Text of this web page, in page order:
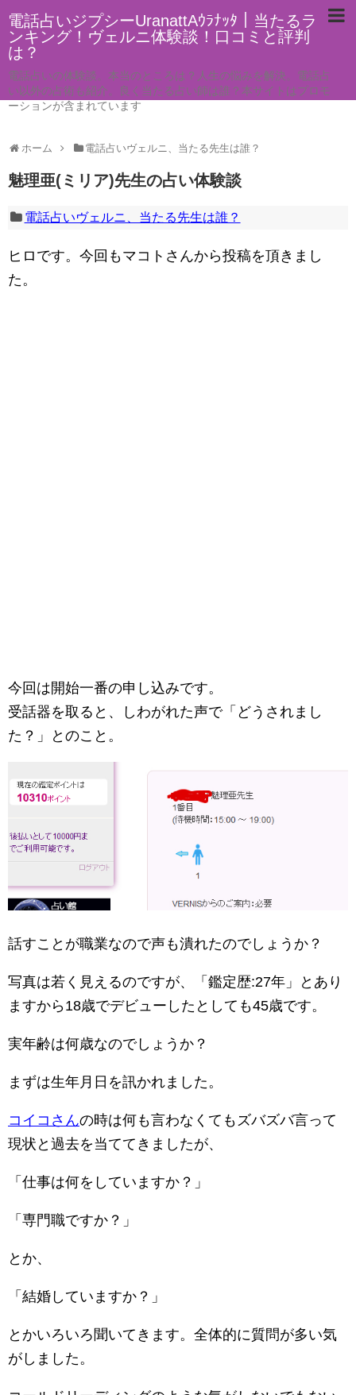
電話占いジプシーUranattAｳﾗﾅｯﾀ｜当たるラ
ンキング！ヴェルニ体験談！口コミと評判
は？
電話占いの体験談。本当のところは？人生の悩みを解決。電話占
い以外の占術も紹介。良く当たる占い師は誰？本サイトはプロモ
ーションが含まれています
ホーム 電話占いヴェルニ、当たる先生は誰？
魅理亜(ミリア)先生の占い体験談
電話占いヴェルニ、当たる先生は誰？
ヒロです。今回もマコトさんから投稿を頂きまし
た。
今回は開始一番の申し込みです。
受話器を取ると、しわがれた声で「どうされまし
た？」とのこと。
話すことが職業なので声も潰れたのでしょうか？
写真は若く見えるのですが、「鑑定歴:27年」とあり
ますから18歳でデビューしたとしても45歳です。
実年齢は何歳なのでしょうか？
まずは生年月日を訊かれました。
コイコさんの時は何も言わなくてもズバズバ言って
現状と過去を当ててきましたが、
「仕事は何をしていますか？」
「専門職ですか？」
とか、
「結婚していますか？」
とかいろいろ聞いてきます。 全体的に質問が多い気
がしました。